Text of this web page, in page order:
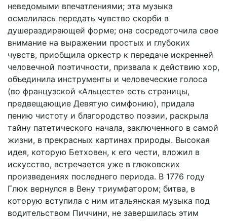
неведомыми впечатлениями; эта музыка
осмелилась передать чувство скорби в
душераздирающей форме; она сосредоточила свое
внимание на выражении простых и глубоких
чувств, приобщила оркестр к передаче искренней
человечной поэтичности, призвала к действию хор,
объединила инструменты и человеческие голоса
(во французской «Альцесте» есть страницы,
предвещающие Девятую симфонию), придала
пению чистоту и благородство поэзии, раскрыла
тайну патетического начала, заключенного в самой
жизни, в прекрасных картинах природы. Высокая
идея, которую Бетховен, к его чести, вложил в
искусство, встречается уже в глюковских
произведениях последнего периода. В 1776 году
Глюк вернулся в Вену триумфатором; битва, в
которую вступила с ним итальянская музыка под
водительством Пиччини, не завершилась этим